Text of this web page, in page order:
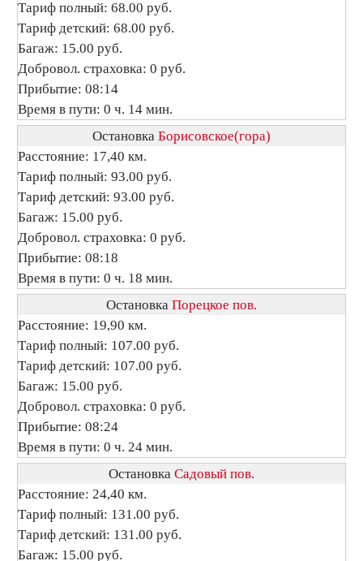
Тариф полный: 68.00 руб.
Тариф детский: 68.00 руб.
Багаж: 15.00 руб.
Добровол. страховка: 0 руб.
Прибытие: 08:14
Время в пути: 0 ч. 14 мин.
Остановка Борисовское(гора)
Расстояние: 17,40 км.
Тариф полный: 93.00 руб.
Тариф детский: 93.00 руб.
Багаж: 15.00 руб.
Добровол. страховка: 0 руб.
Прибытие: 08:18
Время в пути: 0 ч. 18 мин.
Остановка Порецкое пов.
Расстояние: 19,90 км.
Тариф полный: 107.00 руб.
Тариф детский: 107.00 руб.
Багаж: 15.00 руб.
Добровол. страховка: 0 руб.
Прибытие: 08:24
Время в пути: 0 ч. 24 мин.
Остановка Садовый пов.
Расстояние: 24,40 км.
Тариф полный: 131.00 руб.
Тариф детский: 131.00 руб.
Багаж: 15.00 руб.